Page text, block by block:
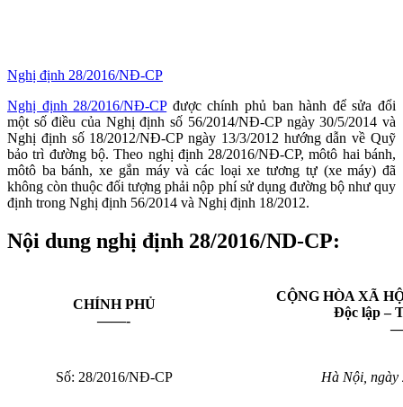
Nghị định 28/2016/NĐ-CP
Nghị định 28/2016/NĐ-CPđược chính phủ ban hành để sửa đổi
một số điều của Nghị định số 56/2014/NĐ-CP ngày 30/5/2014 và
Nghị định số 18/2012/NĐ-CP ngày 13/3/2012 hướng dẫn về Quỹ
bảo trì đường bộ. Theo nghị định 28/2016/NĐ-CP, môtô hai bánh,
môtô ba bánh, xe gắn máy và các loại xe tương tự (xe máy) đã
không còn thuộc đối tượng phải nộp phí sử dụng đường bộ như quy
định trong Nghị định 56/2014 và Nghị định 18/2012.
Nội dung nghị định 28/2016/ND-CP:
CHÍNH PHỦ
——-
CỘNG HÒA XÃ
Độc lập –
Số: 28/2016/NĐ-CP Hà Nội, ngày